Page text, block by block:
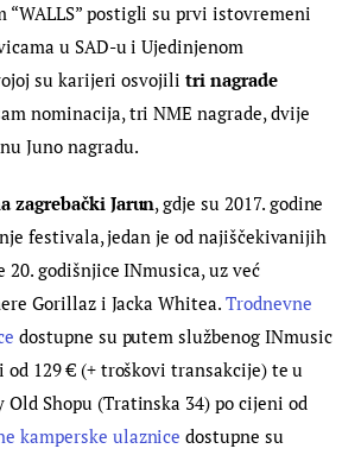
“WALLS” postigli su prvi istovremeni
u SAD-u i Ujedinjenom
su karijeri osvojili tri nagrade
nominacija, tri NME nagrade, dvije
Juno nagradu.
zagrebački Jarun, gdje su 2017. godine
festivala, jedan je od najiščekivanijih
godišnjice INmusica, uz već
Gorillaz i Jacka Whitea. Trodnevne
dostupne su putem službenog INmusic
od 129 € (+ troškovi transakcije) te u
Old Shopu (Tratinska 34) po cijeni od
kamperske ulaznice dostupne su